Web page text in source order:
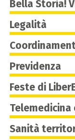
Bella Storia!
Legalità
Previdenza
Feste di
Sanità